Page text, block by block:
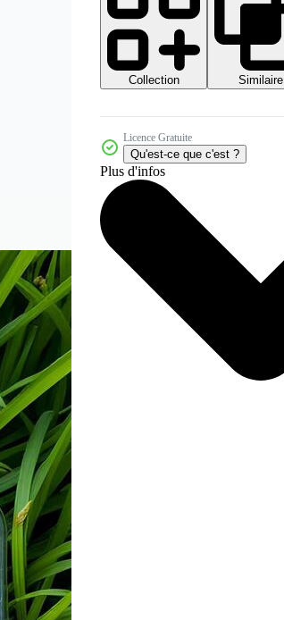
Collection
Similaire
Licence Gratuite
Qu'est-ce que c'est ?
Plus d'infos